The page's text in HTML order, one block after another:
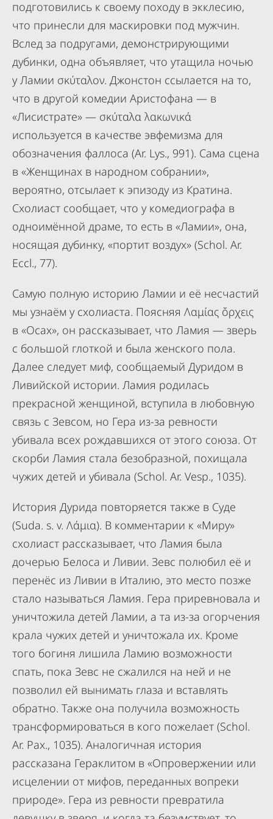
подготовились к своему походу в экклесию,
что принесли для маскировки под мужчин.
Вслед за подругами, демонстрирующими
дубинки, одна объявляет, что утащила ночью
у Ламии σκύταλον. Джонстон ссылается на то,
что в другой комедии Аристофана — в
«Лисистрате» — σκύταλα λακωνικά
используется в качестве эвфемизма для
обозначения фаллоса (Аr. Lys., 991). Сама сцена
в «Женщинах в народном собрании»,
вероятно, отсылает к эпизоду из Кратина.
Схолиаст сообщает, что у комедиографа в
одноимённой драме, то есть в «Ламии», она,
носящая дубинку, «портит воздух» (Schol. Ar.
Eccl., 77).
Самую полную историю Ламии и её несчастий
мы узнаём у схолиаста. Поясняя Λαμίας ὄρχεις
в «Осах», он рассказывает, что Ламия — зверь
с большой глоткой и была женского пола.
Далее следует миф, сообщаемый Дуридом в
Ливийской истории. Ламия родилась
прекрасной женщиной, вступила в любовную
связь с Зевсом, но Гера из-за ревности
убивала всех рождавшихся от этого союза. От
скорби Ламия стала безобразной, похищала
чужих детей и убивала (Schol. Ar. Vesp., 1035).
История Дурида повторяется также в Суде
(Suda. s. v. Λάμια). В комментарии к «Миру»
схолиаст рассказывает, что Ламия была
дочерью Белоса и Ливии. Зевс полюбил её и
перенёс из Ливии в Италию, это место позже
стало называться Ламия. Гера приревновала и
уничтожила детей Ламии, а та из-за огорчения
крала чужих детей и уничтожала их. Кроме
того богиня лишила Ламию возможности
спать, пока Зевс не сжалился на ней и не
позволил ей вынимать глаза и вставлять
обратно. Также она получила возможность
трансформироваться в кого пожелает (Schol.
Ar. Pax., 1035). Аналогичная история
рассказана Гераклитом в «Опровержении или
исцелении от мифов, переданных вопреки
природе». Гера из ревности превратила